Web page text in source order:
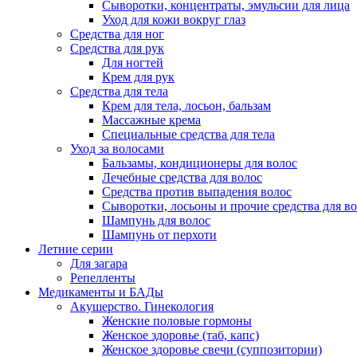
Сыворотки, концентраты, эмульсии для лица
Уход для кожи вокруг глаз
Средства для ног
Средства для рук
Для ногтей
Крем для рук
Средства для тела
Крем для тела, лосьон, бальзам
Массажные крема
Специальные средства для тела
Уход за волосами
Бальзамы, кондиционеры для волос
Лечебные средства для волос
Средства против выпадения волос
Сыворотки, лосьоны и прочие средства для
Шампунь для волос
Шампунь от перхоти
Летние серии
Для загара
Репелленты
Медикаменты и БАДы
Акушерство. Гинекология
Женские половые гормоны
Женское здоровье (таб, капс)
Женское здоровье свечи (суппозитории)